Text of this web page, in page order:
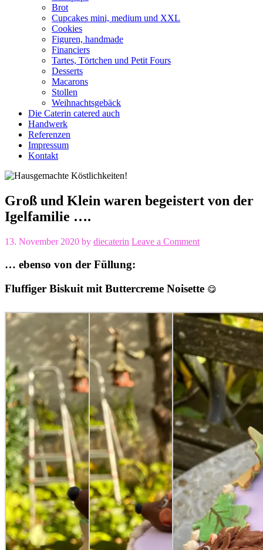
Brot
Cupcakes mini, medium und XXL
Cookies
Figuren, handmade
Financiers
Tartes, Törtchen und Petit Fours
Desserts
Macarons
Stollen
Weihnachtsgebäck
Die Caterin catered auch
Handwerk
Referenzen
Impressum
Kontakt
Groß und Klein waren begeistert von der
Igelfamilie ….
13. November 2020 by diecaterin Leave a Comment
… ebenso von der Füllung:
Fluffiger Biskuit mit Buttercreme Noisette 😋